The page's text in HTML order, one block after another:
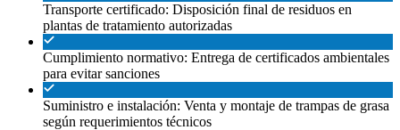
Transporte certificado: Disposición final de residuos en
plantas de tratamiento autorizadas
Cumplimiento normativo: Entrega de certificados ambientales
para evitar sanciones
Suministro e instalación: Venta y montaje de trampas de grasa
según requerimientos técnicos